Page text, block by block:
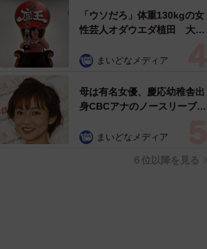
ぬ申し出【漫画】
「ウソだろ」体重130kgの女
性芸人オダウエダ植田 大学
で」 まいどなメディア
母は有名女優、慶応幼稚舎出
身CBCアナのノースリーブ姿
る」「天使の笑顔」
まいどなメディア
６位以降を見る